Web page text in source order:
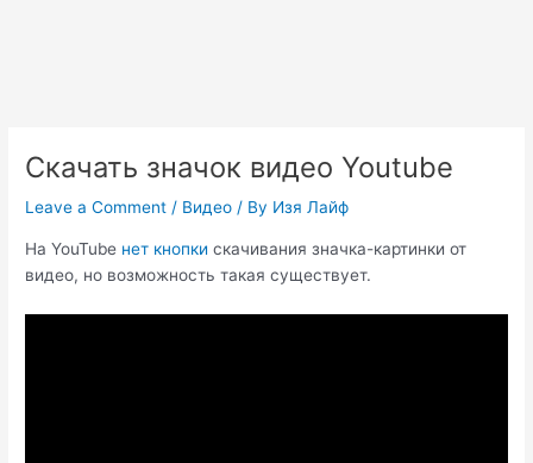
Скачать значок видео Youtube
Leave a Comment / Видео / By Изя Лайф
На YouTube нет кнопки скачивания значка-картинки от
видео, но возможность такая существует.